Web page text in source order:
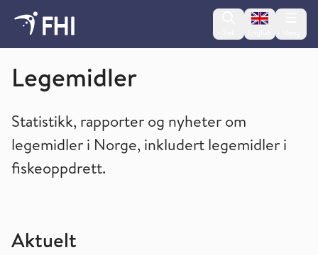
Change
Helse i Norge
Legemidler
Statistikk, rapporter og nyheter om
legemidler i Norge, inkludert legemidler i
fiskeoppdrett.
Aktuelt